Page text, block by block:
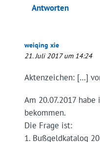
Antworten
weiqing xie
21. Juli 2017 um 14:24
Aktenzeichen: […]
Am 20.07.2017
bekommen.
Die Frage ist:
1. Bußgeldkatalog